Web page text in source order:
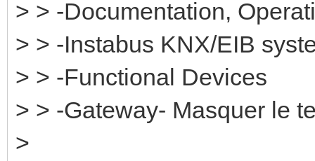
> > -Documentation,
> > -Instabus KNX/EIB
> > -Functional Devices
> > -Gateway- Masquer le
>